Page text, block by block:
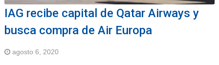
IAG recibe capital de Qatar Airways y
busca compra de Air Europa
agosto 6, 2020